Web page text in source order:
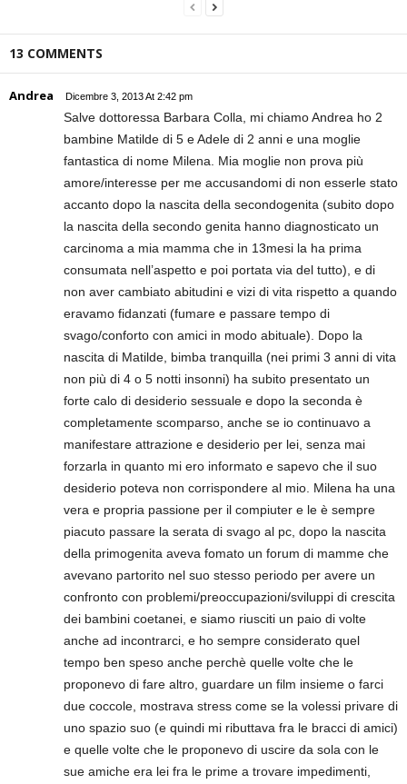
13 COMMENTS
Andrea Dicembre 3, 2013 At 2:42 pm
Salve dottoressa Barbara Colla, mi chiamo Andrea ho 2
bambine Matilde di 5 e Adele di 2 anni e una moglie
fantastica di nome Milena. Mia moglie non prova più
amore/interesse per me accusandomi di non esserle stato
accanto dopo la nascita della secondogenita (subito dopo
la nascita della secondo genita hanno diagnosticato un
carcinoma a mia mamma che in 13mesi la ha prima
consumata nell’aspetto e poi portata via del tutto), e di
non aver cambiato abitudini e vizi di vita rispetto a quando
eravamo fidanzati (fumare e passare tempo di
svago/conforto con amici in modo abituale). Dopo la
nascita di Matilde, bimba tranquilla (nei primi 3 anni di vita
non più di 4 o 5 notti insonni) ha subito presentato un
forte calo di desiderio sessuale e dopo la seconda è
completamente scomparso, anche se io continuavo a
manifestare attrazione e desiderio per lei, senza mai
forzarla in quanto mi ero informato e sapevo che il suo
desiderio poteva non corrispondere al mio. Milena ha una
vera e propria passione per il compiuter e le è sempre
piacuto passare la serata di svago al pc, dopo la nascita
della primogenita aveva fomato un forum di mamme che
avevano partorito nel suo stesso periodo per avere un
confronto con problemi/preoccupazioni/sviluppi di crescita
dei bambini coetanei, e siamo riusciti un paio di volte
anche ad incontrarci, e ho sempre considerato quel
tempo ben speso anche perchè quelle volte che le
proponevo di fare altro, guardare un film insieme o farci
due coccole, mostrava stress come se la volessi privare di
uno spazio suo (e quindi mi ributtava fra le bracci di amici)
e quelle volte che le proponevo di uscire da sola con le
sue amiche era lei fra le prime a trovare impedimenti,